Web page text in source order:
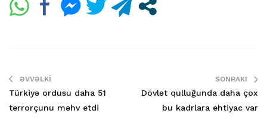
ƏVVƏLKI
Türkiyə ordusu daha 51
terrorçunu məhv etdi
SONRAKI
Dövlət qulluğunda daha çox
bu kadrlara ehtiyac var